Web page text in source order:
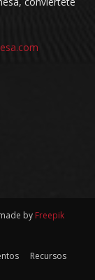
by Freepik
Recursos